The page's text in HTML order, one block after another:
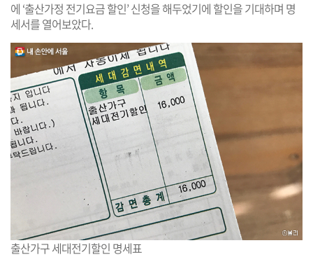
에 ‘출산가정 전기요금 할인’ 신청을 해두었기에 할인을 기대하며 명
세서를 열어보았다.
출산가구 세대전기할인 명세표